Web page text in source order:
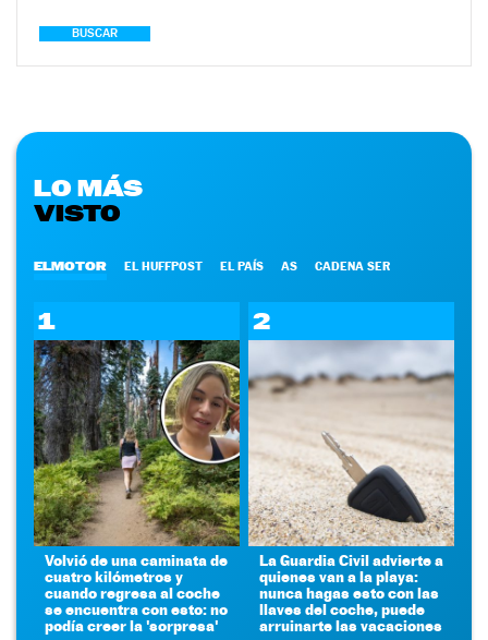
BUSCAR
LO MÁS
VISTO
ELMOTOR EL HUFFPOST EL PAÍS AS CADENA SER
1
Volvió de una caminata de
cuatro kilómetros y
cuando regresa al coche
se encuentra con esto: no
podía creer la 'sorpresa'
2
La Guardia Civil advierte a
quienes van a la playa:
nunca hagas esto con las
llaves del coche, puede
arruinarte las vacaciones